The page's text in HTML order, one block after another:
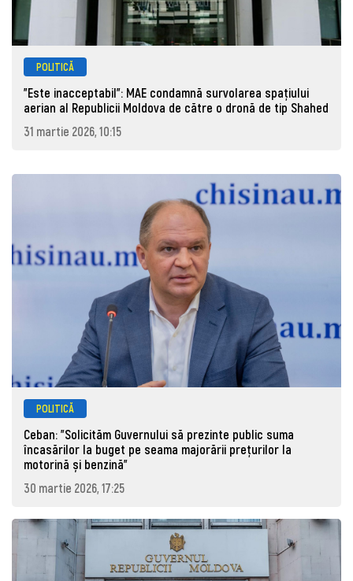
POLITICĂ
"Este inacceptabil": MAE condamnă survolarea spațiului
aerian al Republicii Moldova de către o dronă de tip Shahed
31 martie 2026, 10:15
POLITICĂ
Ceban: "Solicităm Guvernului să prezinte public suma
încasărilor la buget pe seama majorării prețurilor la
motorină și benzină"
30 martie 2026, 17:25